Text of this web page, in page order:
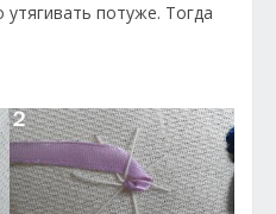
потуже. Тогда